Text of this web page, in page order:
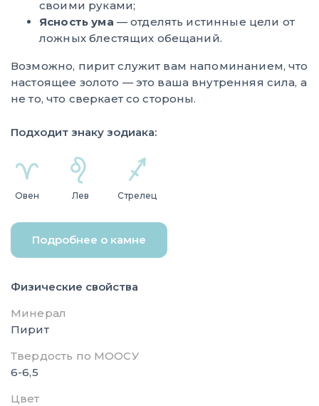
своими руками;
Ясность ума — отделять истинные цели от
ложных блестящих обещаний.
Возможно, пирит служит вам напоминанием, что
настоящее золото — это ваша внутренняя сила, а
не то, что сверкает со стороны.
Подходит знаку зодиака:
Овен Лев Стрелец
Подробнее о камне
Физические свойства
Минерал
Пирит
Твердость по МООСУ
6-6,5
Цвет